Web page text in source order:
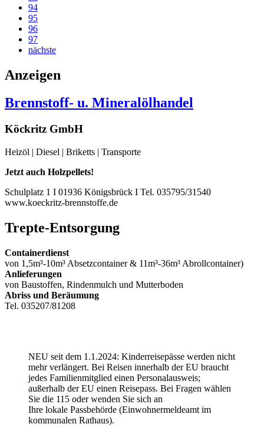
94
95
96
97
nächste
Anzeigen
Brennstoff- u. Mineralölhandel
Köckritz GmbH
Heizöl | Diesel | Briketts | Transporte
Jetzt auch Holzpellets!
Schulplatz 1 I 01936 Königsbrück I Tel. 035795/31540
www.koeckritz-brennstoffe.de
Trepte-Entsorgung
Containerdienst
von 1,5m³-10m³ Absetzcontainer & 11m³-36m³ Abrollcontainer)
Anlieferungen
von Baustoffen, Rindenmulch und Mutterboden
Abriss und Beräumung
Tel. 035207/81208
NEU seit dem 1.1.2024: Kinderreisepässe werden nicht
mehr verlängert. Bei Reisen innerhalb der EU braucht
jedes Familienmitglied einen Personalausweis;
außerhalb der EU einen Reisepass. Bei Fragen wählen
Sie die 115 oder wenden Sie sich an
Ihre lokale Passbehörde (Einwohnermeldeamt im
kommunalen Rathaus).